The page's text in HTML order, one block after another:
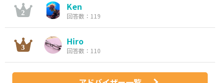
Ken
回答数：119
Hiro
回答数：110